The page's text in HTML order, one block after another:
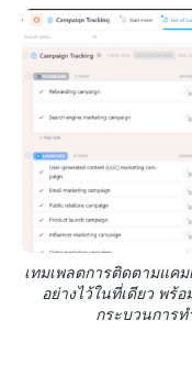
เทมเพลตการติดตามแค
อย่างไว้ในที่เดียว พร้
กระบวนการ